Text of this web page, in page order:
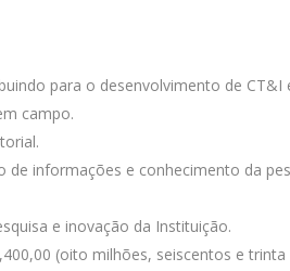
para o desenvolvimento de CT&I
campo.
informações e conhecimento da
e inovação da Instituição.
(oito milhões, seiscentos e